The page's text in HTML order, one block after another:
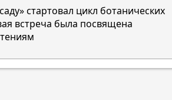
стартовал цикл ботанических
встреча была посвящена